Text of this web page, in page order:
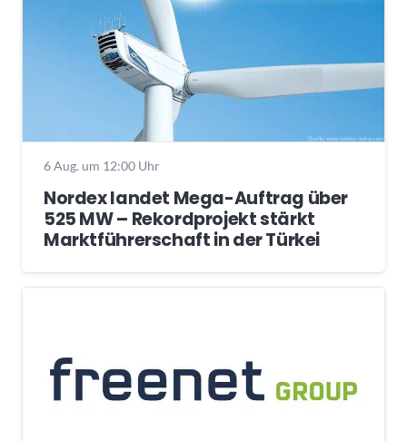
6 Aug. um 12:00 Uhr
Nordex landet Mega-Auftrag über
525 MW – Rekordprojekt stärkt
Marktführerschaft in der Türkei